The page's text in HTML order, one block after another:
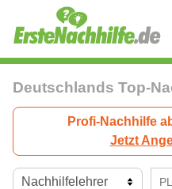
Deutschlands Top-
Profi-Nachhilfe
Jetzt